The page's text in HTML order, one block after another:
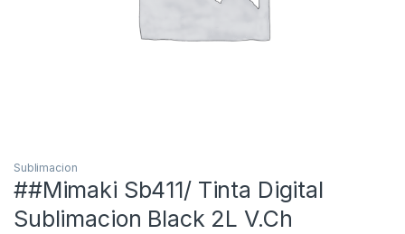
Sublimacion
##Mimaki Sb411/ Tinta Digital
Sublimacion Black 2L V.Ch